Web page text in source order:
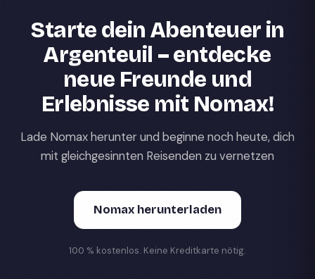
Starte dein Abenteuer in
Argenteuil – entdecke
neue Freunde und
Erlebnisse mit Nomax!
Lade Nomax herunter und beginne noch heute, dich
mit gleichgesinnten Reisenden zu vernetzen
Nomax herunterladen
100 % kostenlos. Keine Kreditkarte nötig.